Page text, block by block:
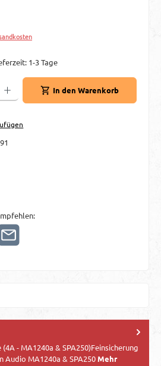
1-3 Tage
Wert ein oder benutze die Schaltflächen
In den Warenkorb
- MA1240a & SPA250)Feinsicherung
Audio MA1240a & SPA250Mehr